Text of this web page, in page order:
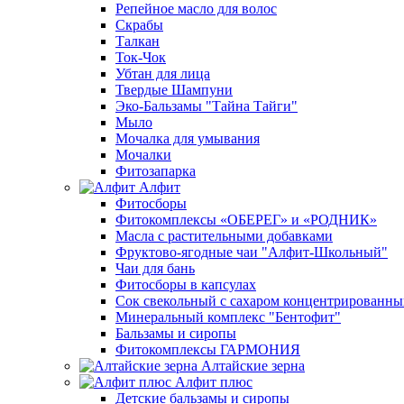
Репейное масло для волос
Скрабы
Талкан
Ток-Чок
Убтан для лица
Твердые Шампуни
Эко-Бальзамы "Тайна Тайги"
Мыло
Мочалка для умывания
Мочалки
Фитозапарка
Алфит
Фитосборы
Фитокомплексы «ОБЕРЕГ» и «РОДНИК»
Масла с растительными добавками
Фруктово-ягодные чаи "Алфит-Школьный"
Чаи для бань
Фитосборы в капсулах
Сок свекольный с сахаром
Минеральный комплекс "Бентофит"
Бальзамы и сиропы
Фитокомплексы ГАРМОНИЯ
Алтайские зерна
Алфит плюс
Детские бальзамы и сиропы